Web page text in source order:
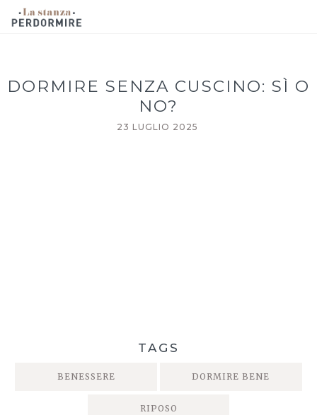
DORMIRE SENZA CUSCINO: SÌ O
NO?
23 LUGLIO 2025
TAGS
BENESSERE DORMIRE BENE
RIPOSO